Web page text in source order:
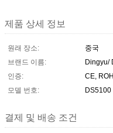
제품 상세 정보
원래 장소:
중국
브랜드 이름:
Dingyu/
인증:
CE,
모델 번호:
DS5100
결제 및 배송 조건